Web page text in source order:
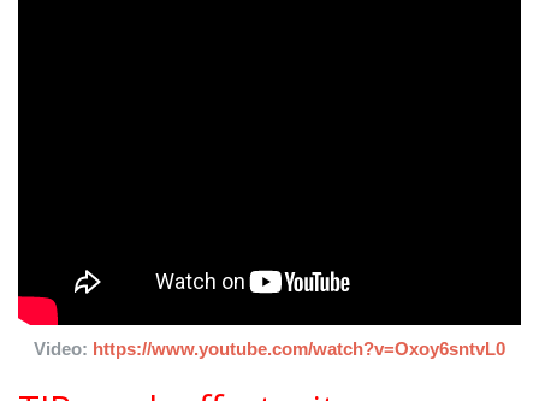
Video: https://www.youtube.com/watch?v=Oxoy6sntvL0